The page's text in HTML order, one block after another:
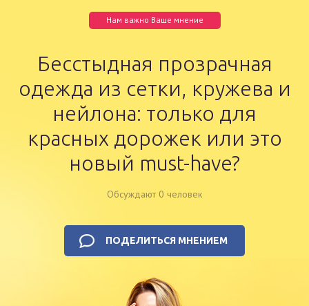
Нам важно Ваше мнение
Бесстыдная прозрачная
одежда из сетки, кружева и
нейлона: только для
красных дорожек или это
новый must-have?
Обсуждают 0 человек
ПОДЕЛИТЬСЯ МНЕНИЕМ